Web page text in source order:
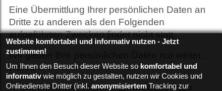
Eine Übermittlung Ihrer persönlichen Daten an
Dritte zu anderen als den Folgenden
aufgeführten Zwecken findet nicht statt.
Wir geben Ihre persönlichen Daten nur weiter,
wenn:
Sie Ihre ausdrückliche Einwilligung dazu
Website komfortabel und informativ nutzen - Jetzt
zustimmen!
Um Ihnen den Besuch dieser Website so komfortabel und
informativwie möglich zu gestalten, nutzen wir Cookies und
Onlinedienste Dritter (inkl. anonymisiertemTracking zur